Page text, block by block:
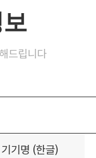
드립니다
기기명 (한글)